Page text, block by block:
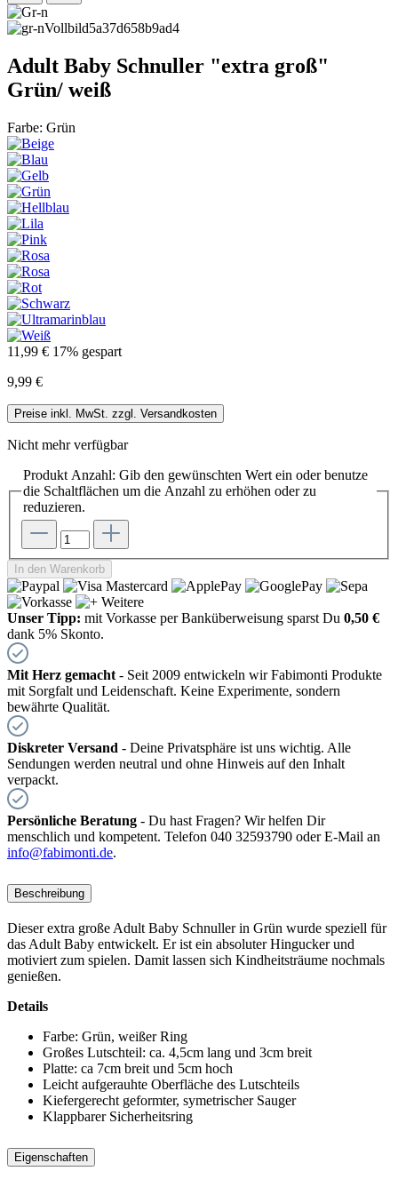
Adult Baby Schnuller "extra groß"
Grün/ weiß
Farbe: Grün
11,99 € 17% gespart
9,99 €
Preise inkl. MwSt. zzgl. Versandkosten
Nicht mehr verfügbar
Produkt Anzahl: Gib den gewünschten Wert ein oder benutze
die Schaltflächen um die Anzahl zu erhöhen oder zu
reduzieren.
In den Warenkorb
Unser Tipp: mit Vorkasse per Banküberweisung sparst Du 0,50 €
dank 5% Skonto.
Mit Herz gemacht- Seit 2009 entwickeln wir Fabimonti Produkte
mit Sorgfalt und Leidenschaft. Keine Experimente, sondern
bewährte Qualität.
Diskreter Versand - Deine Privatsphäre ist uns wichtig. Alle
Sendungen werden neutral und ohne Hinweis auf den Inhalt
verpackt.
Persönliche Beratung - Du hast Fragen? Wir helfen Dir
menschlich und kompetent. Telefon 040 32593790 oder E-Mail an
info@fabimonti.de.
Beschreibung
Dieser extra große Adult Baby Schnuller in Grün wurde speziell für
das Adult Baby entwickelt. Er ist ein absoluter Hingucker und
motiviert zum spielen. Damit lassen sich Kindheitsträume nochmals
genießen.
Details
Farbe: Grün, weißer Ring
Großes Lutschteil: ca. 4,5cm lang und 3cm breit
Platte: ca 7cm breit und 5cm hoch
Leicht aufgerauhte Oberfläche des Lutschteils
Kiefergerecht geformter, symetrischer Sauger
Klappbarer Sicherheitsring
Eigenschaften